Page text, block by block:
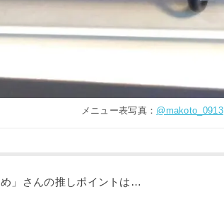
メニュー表写真： @makoto_0913
」さんの推しポイントは…